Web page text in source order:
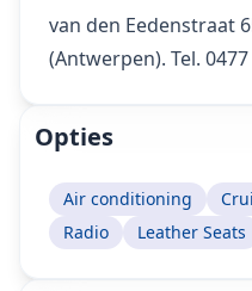
van den Eedenstraat
(Antwerpen). Tel. 0477
Opties
Air conditioning
Radio
Leather Seats